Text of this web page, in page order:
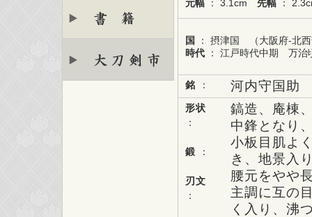
元幅 ： 3.1cm 先幅 ：
国
： 摂津国 （大阪府-北
時代 ： 江戸時代中期 万
銘 ： 河内守国助
形状
：
鍛 ：
刃文
：
鎬造、庵棟
中鋒となり
小板目肌よ
き、地景入
腰元をやや
主調に互の
く入り、沸